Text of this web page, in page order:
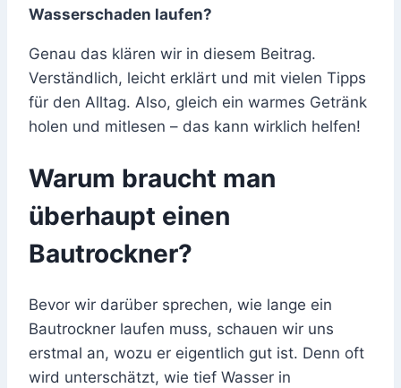
Wasserschaden laufen?
Genau das klären wir in diesem Beitrag.
Verständlich, leicht erklärt und mit vielen Tipps
für den Alltag. Also, gleich ein warmes Getränk
holen und mitlesen – das kann wirklich helfen!
Warum braucht man
überhaupt einen
Bautrockner?
Bevor wir darüber sprechen, wie lange ein
Bautrockner laufen muss, schauen wir uns
erstmal an, wozu er eigentlich gut ist. Denn oft
wird unterschätzt, wie tief Wasser in